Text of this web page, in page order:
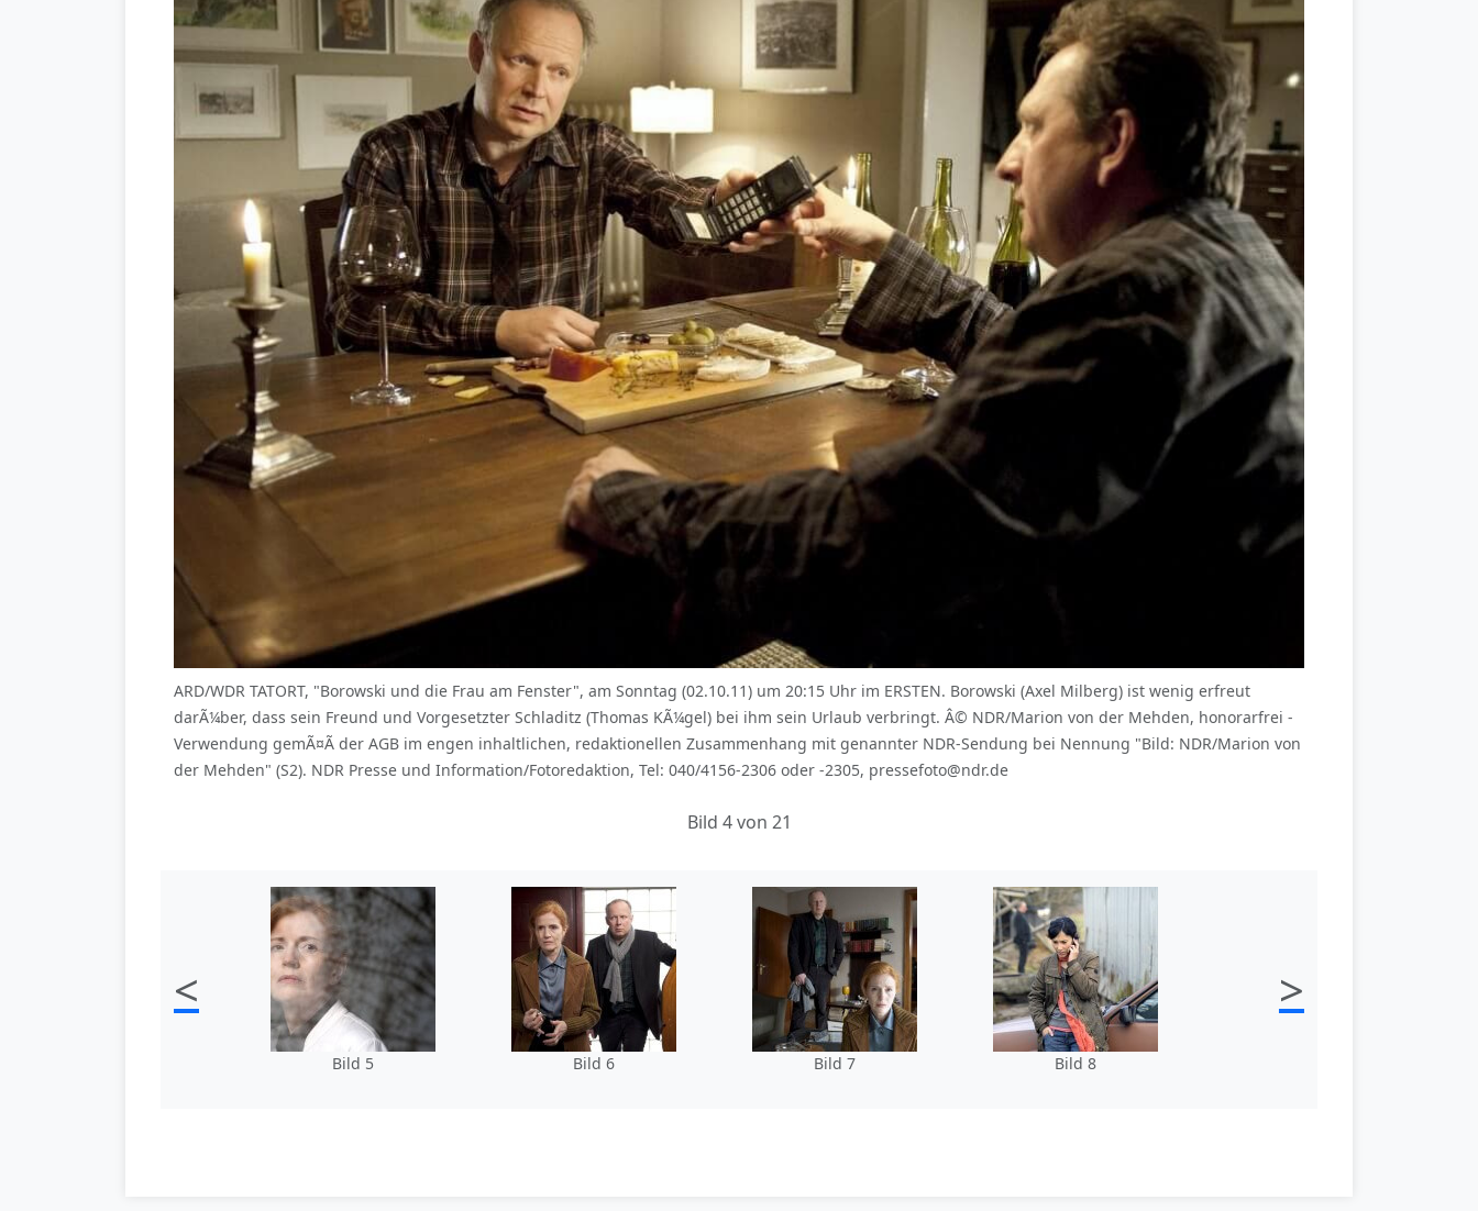
ARD/WDR TATORT, "Borowski und die Frau am Fenster", am Sonntag (02.10.11) um 20:15 Uhr im ERSTEN. Borowski (Axel Milberg) ist wenig erfreut
darÃ¼ber, dass sein Freund und Vorgesetzter Schladitz (Thomas KÃ¼gel) bei ihm sein Urlaub verbringt. Â© NDR/Marion von der Mehden, honorarfrei -
Verwendung gemÃ¤Ã der AGB im engen inhaltlichen, redaktionellen Zusammenhang mit genannter NDR-Sendung bei Nennung "Bild: NDR/Marion von
der Mehden" (S2). NDR Presse und Information/Fotoredaktion, Tel: 040/4156-2306 oder -2305, pressefoto@ndr.de
Bild 4 von 21
<
Bild 5 Bild 6 Bild 7 Bild 8
>